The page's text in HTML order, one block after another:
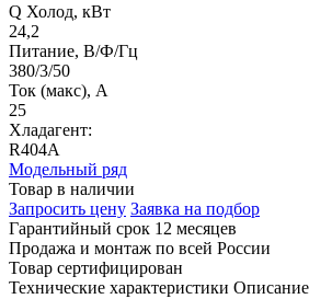
Q Холод, кВт
24,2
Питание, В/Ф/Гц
380/3/50
Ток (макс), А
25
Хладагент:
R404A
Модельный ряд
Товар в наличии
Запросить цену Заявка на подбор
Гарантийный срок 12 месяцев
Продажа и монтаж по всей России
Товар сертифицирован
Технические характеристики Описание